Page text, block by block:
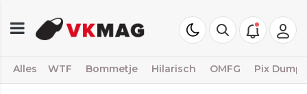
Alles WTF Bommetje Hilarisch OMFG Pix Dump